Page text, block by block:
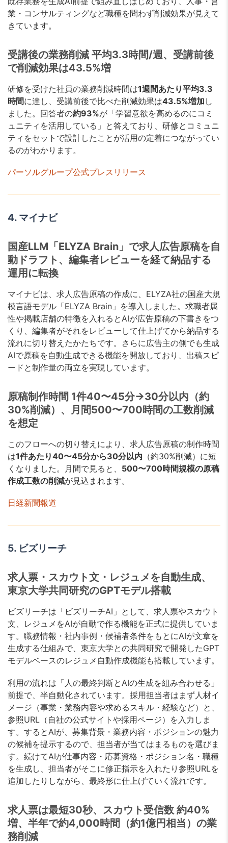
業・コンサルティングなど職種を問わず削減効果が見えて
きています。
受講後の業務削減 平均3.3時間/週、受講前後
で削減効果は43.5%増
研修を受けた社員の業務削減時間は1週間あたり平均3.3
時間に達し、受講前後で比べた削減効果は43.5%増加 し
ました。回答者の約93%が「学習意欲を高めるのにコミ
ュニティを活用している」と答えており、研修とコミュニ
ティをセットで設計したことが活用の定着につながってい
るのがわかります。
パーソルグループ公式プレスリリース
4. マイナビ
国産LLM「ELYZA Brain」で求人広告原稿を自
動ドラフト、編集者レビューを経て納品する
運用に転換
マイナビは、求人広告原稿の作成に、ELYZA社の国産大規
模言語モデル「ELYZA Brain」を導入しました。求職者属
性や掲載店舗の特徴を入れるとAIが広告原稿の下書きをつ
くり、編集者がそれをレビューして仕上げてから納品する
流れに切り替えたかたちです。さらに広告主の側でも生成
AIで原稿を自動生成できる機能を開放しており、出稿スピ
ードと制作量の両立を実現しています。
原稿制作時間 1件40〜45分→30分以内（約
30%削減）、月間500〜700時間の工数削減
を想定
このフローへの切り替えにより、求人広告原稿の制作時間
は1件あたり40〜45分から30分以内 （約30%削減）に短
くなりました。月間で見ると、 500〜700時間規模の原稿
作成工数の削減が見込まれます。
日経新聞報道
5. ビズリーチ
求人票・スカウト文・レジュメを自動生成、
東京大学共同研究のGPTモデル搭載
ビズリーチは「ビズリーチAI」として、求人票やスカウト
文、レジュメをAIが自動で作る機能を正式に提供していま
す。職務情報・社内事例・候補者条件をもとにAIが文章を
生成する仕組みで、東京大学との共同研究で開発したGPT
モデルベースのレジュメ自動作成機能も搭載しています。
利用の流れは「人の最終判断とAIの生成を組み合わせる」
前提で、半自動化されています。採用担当者はまず人材イ
メージ（事業・業務内容や求めるスキル・経験など）と、
参照URL（自社の公式サイトや採用ページ）を入力しま
す。するとAIが、募集背景・業務内容・ポジションの魅力
の候補を提示するので、担当者が当てはまるものを選びま
す。続けてAIが仕事内容・応募資格・ポジション名・職種
を生成し、担当者がそこに修正指示を入れたり参照URLを
追加したりしながら、最終形に仕上げていく流れです。
求人票は最短30秒、スカウト受信数 約40%
増、半年で約4,000時間（約1億円相当）の業
務削減